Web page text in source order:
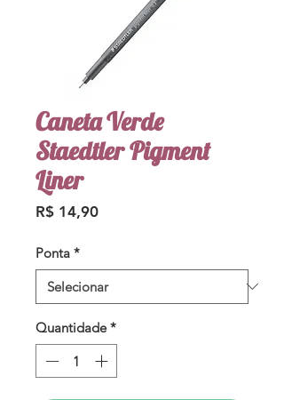
Caneta Verde
Staedtler Pigment
Liner
R$ 14,90Preço
Ponta *
Quantidade *